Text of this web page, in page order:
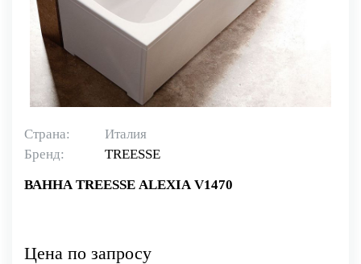
Страна:
Италия
Бренд:
TREESSE
ВАННА TREESSE ALEXIA V1470
Цена по запросу